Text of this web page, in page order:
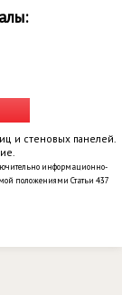
и стеновых панелей.
информационно-
положениями Статьи 437